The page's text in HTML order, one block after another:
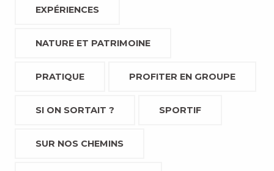
EXPÉRIENCES
NATURE ET PATRIMOINE
PRATIQUE PROFITER EN GROUPE
SI ON SORTAIT ? SPORTIF
SUR NOS CHEMINS